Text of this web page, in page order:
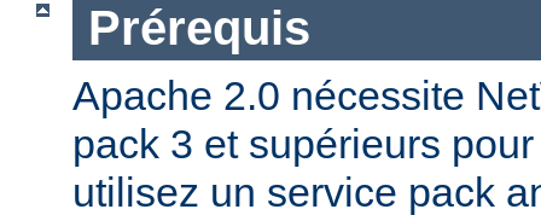
Prérequis
Apache 2.0 nécessite
pack 3 et supérieurs
utilisez un service pack